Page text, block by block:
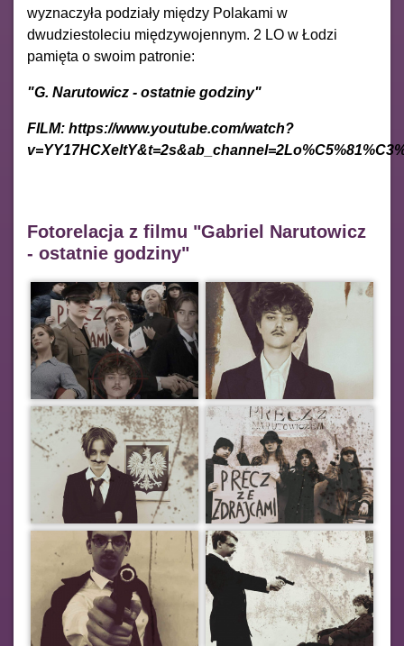
wyznaczyła podziały między Polakami w
dwudziestoleciu międzywojennym. 2 LO w Łodzi
pamięta o swoim patronie:
"G. Narutowicz - ostatnie godziny"
FILM: https://www.youtube.com/watch?
Fotorelacja z filmu "Gabriel Narutowicz
- ostatnie godziny"